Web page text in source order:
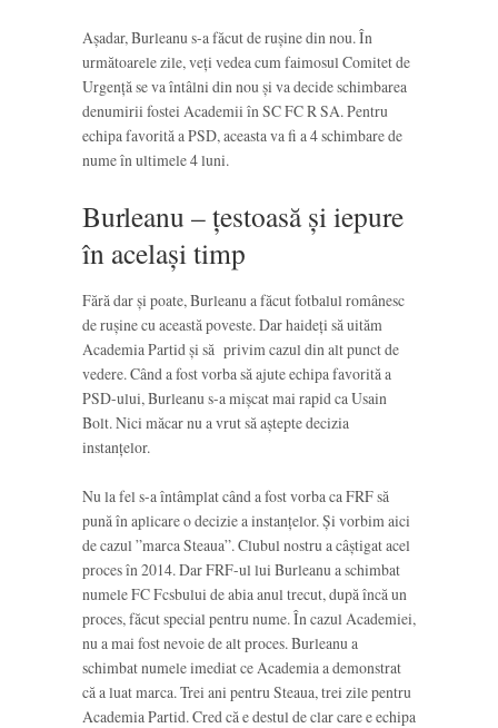
Așadar, Burleanu s-a făcut de rușine din nou. În
următoarele zile, veți vedea cum faimosul Comitet de
Urgență se va întâlni din nou și va decide schimbarea
denumirii fostei Academii în SC FC R SA. Pentru
echipa favorită a PSD, aceasta va fi a 4 schimbare de
nume în ultimele 4 luni.
Burleanu – țestoasă și iepure
în același timp
Fără dar și poate, Burleanu a făcut fotbalul românesc
de rușine cu această poveste. Dar haideți să uităm
Academia Partid și să privim cazul din alt punct de
vedere. Când a fost vorba să ajute echipa favorită a
PSD-ului, Burleanu s-a mișcat mai rapid ca Usain
Bolt. Nici măcar nu a vrut să aștepte decizia
instanțelor.
Nu la fel s-a întâmplat când a fost vorba ca FRF să
pună în aplicare o decizie a instanțelor. Și vorbim aici
de cazul ”marca Steaua”. Clubul nostru a câștigat acel
proces în 2014. Dar FRF-ul lui Burleanu a schimbat
numele FC Fcsbului de abia anul trecut, după încă un
proces, făcut special pentru nume. În cazul Academiei,
nu a mai fost nevoie de alt proces. Burleanu a
schimbat numele imediat ce Academia a demonstrat
că a luat marca. Trei ani pentru Steaua, trei zile pentru
Academia Partid. Cred că e destul de clar care e echipa